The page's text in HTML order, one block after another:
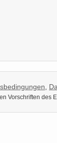
Vorschriften des